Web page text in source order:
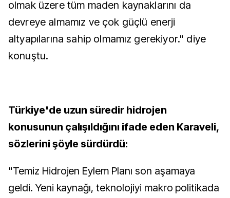
olmak üzere tüm maden kaynaklarını da
devreye almamız ve çok güçlü enerji
altyapılarına sahip olmamız gerekiyor." diye
konuştu.
Türkiye'de uzun süredir hidrojen
konusunun çalışıldığını ifade eden Karaveli,
sözlerini şöyle sürdürdü:
"Temiz Hidrojen Eylem Planı son aşamaya
geldi. Yeni kaynağı, teknolojiyi makro politikada